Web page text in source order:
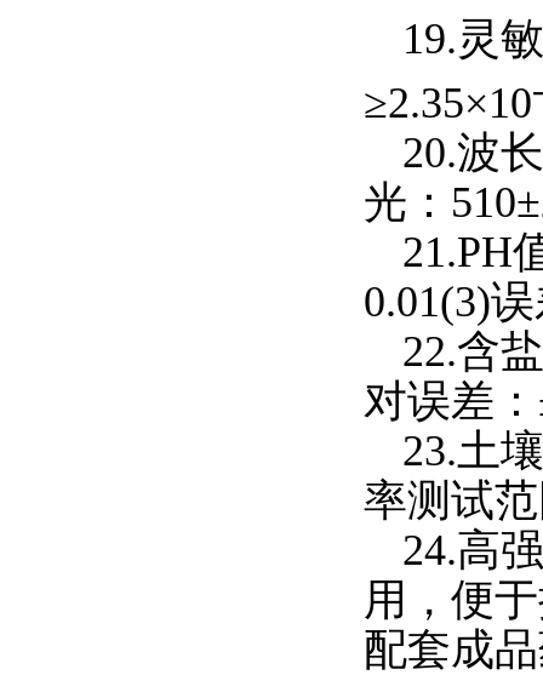
19.灵
≥2.35×10
20.波
光： 510±
21.PH
0.01(3)
22.含
对误差
23.土
率测试
24.高
用，便
配套成